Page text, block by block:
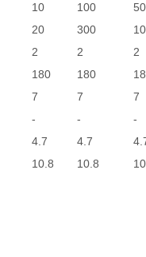
10 100
20 300
2 2
2
180 180
7 7
7
- -
-
4.7 4.7
10.8 10.8